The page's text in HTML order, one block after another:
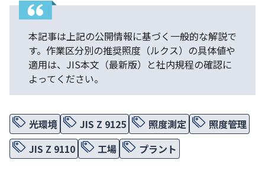
本記事は上記の公開情報に基づく一般的な解説で
す。作業区分別の推奨照度（ルクス）の具体値や
適用は、JIS本文（最新版）と社内規程の確認に
よってください。
光環境 JIS Z 9125 照度測定
照度管理
JIS Z 9110
工場 プラント